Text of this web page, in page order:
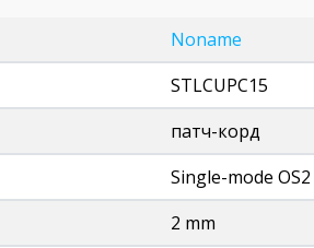
Noname
STLCUPC15
патч-корд
Single-mode
2 mm